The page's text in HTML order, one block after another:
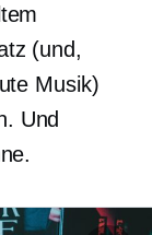
(und,
Musik)
Und